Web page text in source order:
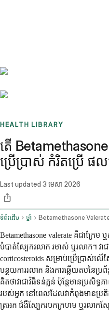
HEALTH LIBRARY
តើ Betamethasone
ប្រើប្រាស់ កំរិតប្រើ
Last updated 3 មេសា 2026
ទំព័រដើម ថ្នាំ
Betamethasone valerate គឺជាក្រែម
បំបាត់ស្បែករលាក រមាស់ ឬរលាក។ វា
corticosteroids សម្រាប់ប្រើប្រាស់ល
បន្ថយការរលាក និងការឆ្លើយតបនៃប្រ
គិតថាវាជាវិធីទន់ភ្លន់ ប៉ុន្តែមានប្រសិទ្
របស់អ្នក នៅពេលដែលវាកំពុងមានប្រ
ត្រអក ជំងឺស្បែករបកក្រហម ឬរលាកស្